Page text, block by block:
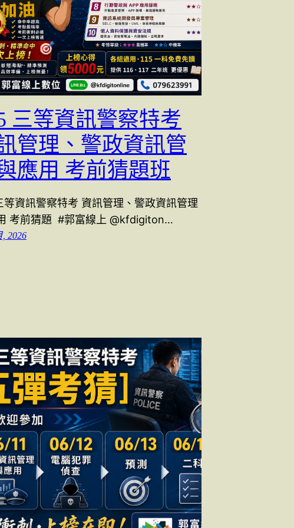
三等資訊警察特考
管理、警政資訊管
應用 考前猜題班
等資訊警察特考 資訊管理、警政資訊管理
考前猜題 #郭富線上 @kfdigiton…
, 2026